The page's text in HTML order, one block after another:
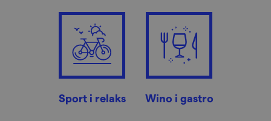
Sport i relaks Wino i gastro